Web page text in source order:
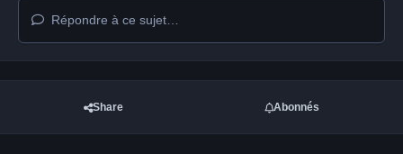
Répondre à ce sujet…
Share Abonnés